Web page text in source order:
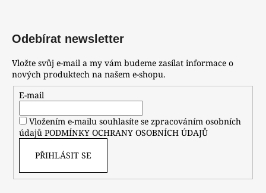
Odebírat newsletter
Vložte svůj e-mail a my vám budeme zasílat informace o
nových produktech na našem e-shopu.
E-mail
Vložením e-mailu souhlasíte se zpracováním osobních
údajů PODMÍNKY OCHRANY OSOBNÍCH ÚDAJŮ
PŘIHLÁSIT SE